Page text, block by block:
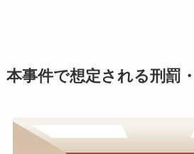
本事件で想定される刑罰